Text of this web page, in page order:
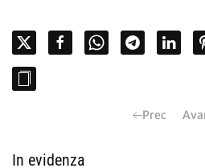
Prec
In evidenza